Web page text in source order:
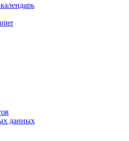
данных